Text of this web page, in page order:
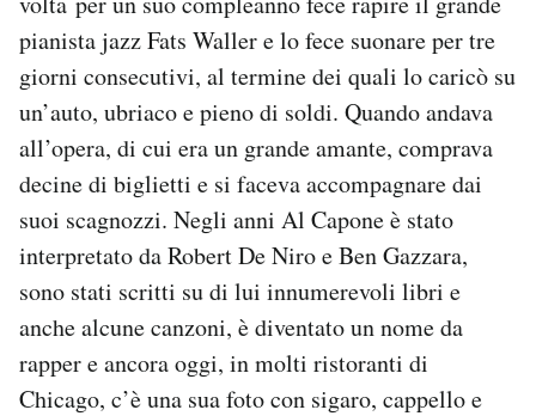
pianista jazz Fats Waller e lo fece suonare per tre
giorni consecutivi, al termine dei quali lo caricò su
un’auto, ubriaco e pieno di soldi. Quando andava
all’opera, di cui era un grande amante, comprava
decine di biglietti e si faceva accompagnare dai
suoi scagnozzi. Negli anni Al Capone è stato
interpretato da Robert De Niro e Ben Gazzara,
sono stati scritti su di lui innumerevoli libri e
anche alcune canzoni, è diventato un nome da
rapper e ancora oggi, in molti ristoranti di
Chicago, c’è una sua foto con sigaro, cappello e